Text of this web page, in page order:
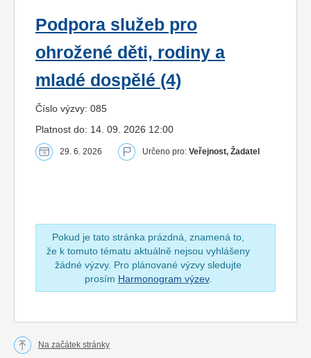
Podpora služeb pro
ohrožené děti, rodiny a
mladé dospělé (4)
Číslo výzvy: 085
Platnost do: 14. 09. 2026 12:00
29. 6. 2026 Určeno pro: Veřejnost, Žadatel
Pokud je tato stránka prázdná, znamená to,
že k tomuto tématu aktuálně nejsou vyhlášeny
žádné výzvy. Pro plánované výzvy sledujte
prosím Harmonogram výzev.
Na začátek stránky